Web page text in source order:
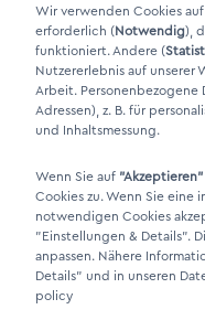
DINO Dampferzeuger
Germany" 2026
Wir verwenden Cookies
erforderlich (Notwendig),
funktioniert. Andere (
Nutzererlebnis auf unserer
Arbeit. Personenbezogene
Adressen), z. B. für
und Inhaltsmessung.
Wenn Sie auf "Akzeptieren"
Cookies zu. Wenn Sie
notwendigen Cookies
"Einstellungen & Details".
anpassen. Nähere
Details" und in unseren
policy